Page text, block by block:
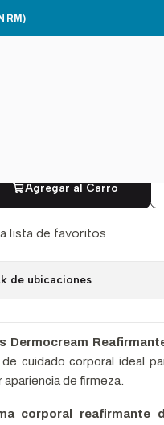
RM)
De Manos 80ml
Cremas
Agregar al Carro
lista de favoritos
de ubicaciones
Dermocream
cuidado corporal ideal
de firmeza.
corporal reafirmante